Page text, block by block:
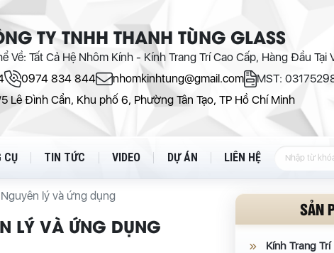
TY TNHH THANH TÙNG GLASS
Về: Tất Cả Hệ Nhôm Kính - Kính Trang Trí Cao Cấp, Hàng Đầu Tại
0974 834 844 nhomkinhtung@gmail.com
MST:
Lê Đình Cẩn, Khu phố 6, Phường Tân Tạo, TP Hồ Chí Minh
CỤ TIN TỨC VIDEO DỰ ÁN LIÊN HỆ
lý và ứng dụng
LÝ VÀ ỨNG DỤNG
SẢN
Kính Trang Trí